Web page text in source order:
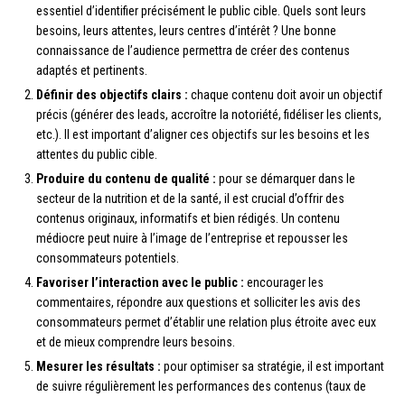
essentiel d’identifier précisément le public cible. Quels sont leurs
besoins, leurs attentes, leurs centres d’intérêt ? Une bonne
connaissance de l’audience permettra de créer des contenus
adaptés et pertinents.
Définir des objectifs clairs : chaque contenu doit avoir un objectif
précis (générer des leads, accroître la notoriété, fidéliser les clients,
etc.). Il est important d’aligner ces objectifs sur les besoins et les
attentes du public cible.
Produire du contenu de qualité : pour se démarquer dans le
secteur de la nutrition et de la santé, il est crucial d’offrir des
contenus originaux, informatifs et bien rédigés. Un contenu
médiocre peut nuire à l’image de l’entreprise et repousser les
consommateurs potentiels.
Favoriser l’interaction avec le public : encourager les
commentaires, répondre aux questions et solliciter les avis des
consommateurs permet d’établir une relation plus étroite avec eux
et de mieux comprendre leurs besoins.
Mesurer les résultats : pour optimiser sa stratégie, il est important
de suivre régulièrement les performances des contenus (taux de